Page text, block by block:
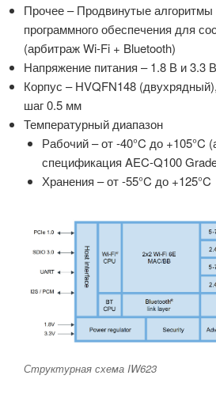
Прочее – Продвинутые алгоритмы
программного обеспечения для
(арбитраж Wi-Fi + Bluetooth)
Напряжение питания – 1.8 В и 3.3 В
Корпус – HVQFN148
шаг 0.5 мм
Температурный диапазон
Рабочий – от -40°C до +105°C
спецификация AEC-Q100
Хранения – от -55°C до +125°C
Структурная схема IW623